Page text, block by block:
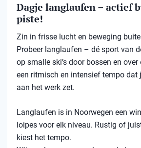
Dagje langlaufen – actief
piste!
Zin in frisse lucht en beweging
Probeer langlaufen – dé sport van
op smalle ski’s door bossen en
een ritmisch en intensief tempo dat
aan het werk zet.
Langlaufen is in Noorwegen een
loipes voor elk niveau. Rustig of
kiest het tempo.